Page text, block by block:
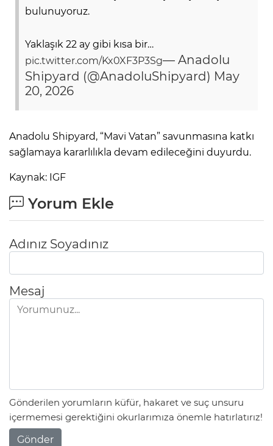
bulunuyoruz.
Yaklaşık 22 ay gibi kısa bir…
pic.twitter.com/Kx0XF3P3Sg— Anadolu
Shipyard (@AnadoluShipyard) May
20, 2026
Anadolu Shipyard, “Mavi Vatan” savunmasına katkı
sağlamaya kararlılıkla devam edileceğini duyurdu.
Kaynak: IGF
Yorum Ekle
Adınız Soyadınız
Mesaj
Gönderilen yorumların küfür, hakaret ve suç unsuru
içermemesi gerektiğini okurlarımıza önemle hatırlatırız!
Gönder